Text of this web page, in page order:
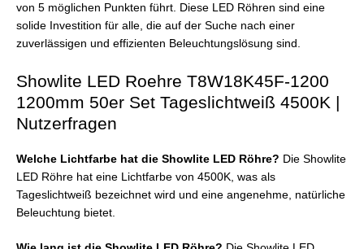
von 5 möglichen Punkten führt. Diese LED Röhren sind eine
solide Investition für alle, die auf der Suche nach einer
zuverlässigen und effizienten Beleuchtungslösung sind.
Showlite LED Roehre T8W18K45F-1200
1200mm 50er Set Tageslichtweiß 4500K |
Nutzerfragen
Welche Lichtfarbe hat die Showlite LED Röhre? Die Showlite
LED Röhre hat eine Lichtfarbe von 4500K, was als
Tageslichtweiß bezeichnet wird und eine angenehme, natürliche
Beleuchtung bietet.